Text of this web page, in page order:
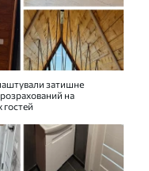
затишне
на
гостей